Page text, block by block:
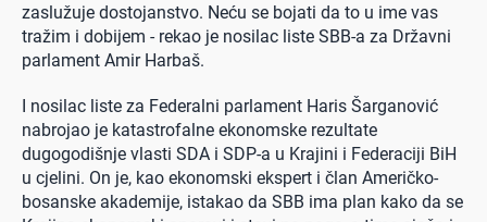
zaslužuje dostojanstvo. Neću se bojati da to u ime vas
tražim i dobijem - rekao je nosilac liste SBB-a za Državni
parlament Amir Harbaš.
I nosilac liste za Federalni parlament Haris Šarganović
nabrojao je katastrofalne ekonomske rezultate
dugogodišnje vlasti SDA i SDP-a u Krajini i Federaciji BiH
u cjelini. On je, kao ekonomski ekspert i član Američko-
bosanske akademije, istakao da SBB ima plan kako da se